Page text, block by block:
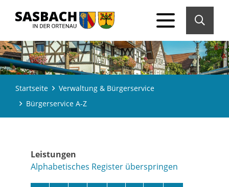
Startseite
Verwaltung & Bürgerservice
Bürgerservice A-Z
Leistungen
Alphabetisches Register überspringen